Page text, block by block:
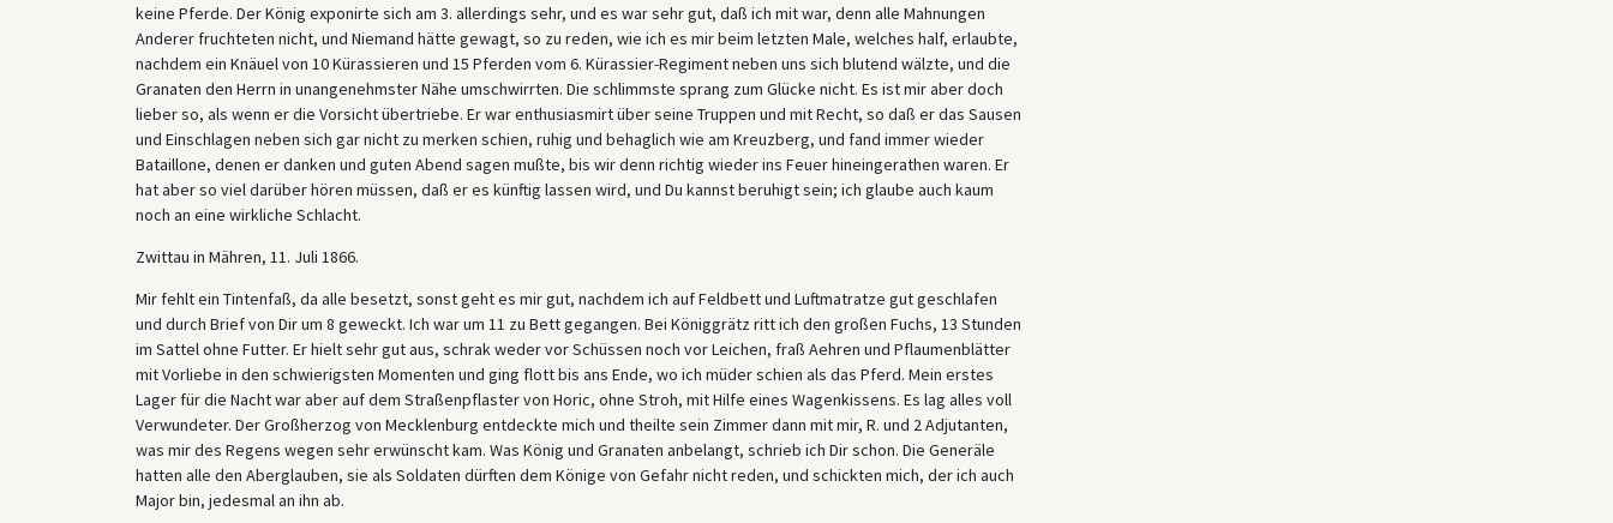
keine Pferde. Der König exponirte sich am 3. allerdings sehr, und es war sehr gut, daß ich mit war, denn alle Mahnungen
Anderer fruchteten nicht, und Niemand hätte gewagt, so zu reden, wie ich es mir beim letzten Male, welches half, erlaubte,
nachdem ein Knäuel von 10 Kürassieren und 15 Pferden vom 6. Kürassier-Regiment neben uns sich blutend wälzte, und die
Granaten den Herrn in unangenehmster Nähe umschwirrten. Die schlimmste sprang zum Glücke nicht. Es ist mir aber doch
lieber so, als wenn er die Vorsicht übertriebe. Er war enthusiasmirt über seine Truppen und mit Recht, so daß er das Sausen
und Einschlagen neben sich gar nicht zu merken schien, ruhig und behaglich wie am Kreuzberg, und fand immer wieder
Bataillone, denen er danken und guten Abend sagen mußte, bis wir denn richtig wieder ins Feuer hineingerathen waren. Er
hat aber so viel darüber hören müssen, daß er es künftig lassen wird, und Du kannst beruhigt sein; ich glaube auch kaum
noch an eine wirkliche Schlacht.
Zwittau in Mähren, 11. Juli 1866.
Mir fehlt ein Tintenfaß, da alle besetzt, sonst geht es mir gut, nachdem ich auf Feldbett und Luftmatratze gut geschlafen
und durch Brief von Dir um 8 geweckt. Ich war um 11 zu Bett gegangen. Bei Königgrätz ritt ich den großen Fuchs, 13 Stunden
im Sattel ohne Futter. Er hielt sehr gut aus, schrak weder vor Schüssen noch vor Leichen, fraß Aehren und Pflaumenblätter
mit Vorliebe in den schwierigsten Momenten und ging flott bis ans Ende, wo ich müder schien als das Pferd. Mein erstes
Lager für die Nacht war aber auf dem Straßenpflaster von Horic, ohne Stroh, mit Hilfe eines Wagenkissens. Es lag alles voll
Verwundeter. Der Großherzog von Mecklenburg entdeckte mich und theilte sein Zimmer dann mit mir, R. und 2 Adjutanten,
was mir des Regens wegen sehr erwünscht kam. Was König und Granaten anbelangt, schrieb ich Dir schon. Die Generäle
hatten alle den Aberglauben, sie als Soldaten dürften dem Könige von Gefahr nicht reden, und schickten mich, der ich auch
Major bin, jedesmal an ihn ab.